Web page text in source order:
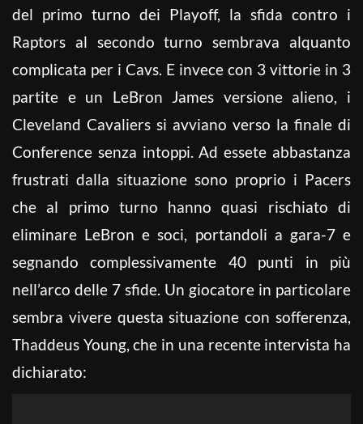
del primo turno dei Playoff, la sfida contro i
Raptors al secondo turno sembrava alquanto
complicata per i Cavs. E invece con 3 vittorie in 3
partite e un LeBron James versione alieno, i
Cleveland Cavaliers si avviano verso la finale di
Conference senza intoppi. Ad essete abbastanza
frustrati dalla situazione sono proprio i Pacers
che al primo turno hanno quasi rischiato di
eliminare LeBron e soci, portandoli a gara-7 e
segnando complessivamente 40 punti in più
nell’arco delle 7 sfide. Un giocatore in particolare
sembra vivere questa situazione con sofferenza,
Thaddeus Young, che in una recente intervista ha
dichiarato: